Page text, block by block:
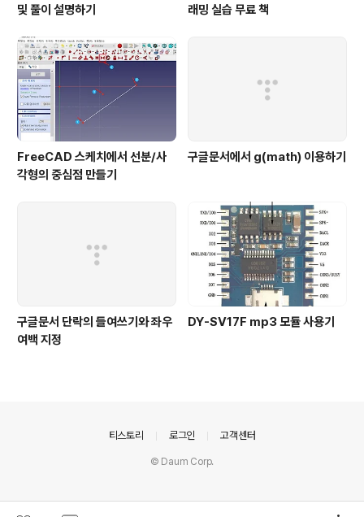
및 풀이 설명하기
래밍 실습 무료 책
FreeCAD 스케치에서 선분/사
각형의 중심점 만들기
구글문서에서 g(math) 이용하기
구글문서 단락의 들여쓰기와 좌우
여백 지정
DY-SV17F mp3 모듈 사용기
티스토리 로그인 고객센터
© Daum Corp.